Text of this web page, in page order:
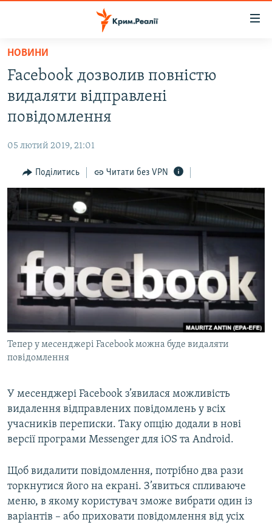
Перейти
основного
матеріалу
Перейти
до
основної
Перейти
до
пошуку
НОВИНИ
ВІДЕО ТА ФОТО
БЛОГИ
ПОГЛЯД
ІНТЕРВ'Ю
ВСЕ ЗА ДЕНЬ
ДЕПОРТАЦІЯ
ВІДЕОУРОКИ «ELIFBE»
СВІДЧЕННЯ ОКУПАЦІЇ
УКРАЇНСЬКА ПРОБЛЕМА КРИМУ
ІНФОГРАФІКА
ЯК ОБІЙТИ БЛОКУВАННЯ
Русский
Qırımtatar
ДОЛУЧАЙСЯ!
Усі сайти RFE/RL
НОВИНИ
Facebook дозволив повністю
видаляти відправлені
повідомлення
05 лютий 2019, 21:01
Поділитись Читати без VPN
Тепер у месенджері Facebook можна буде видаляти
повідомлення
У месенджері Facebook з’явилася можливість
видалення відправлених повідомлень у всіх
учасників переписки. Таку опцію додали в нові
версії програми Messenger для iOS та Android.
Щоб видалити повідомлення, потрібно два рази
торкнутися його на екрані. З’явиться спливаюче
меню, в якому користувач зможе вибрати один із
варіантів – або приховати повідомлення від усіх